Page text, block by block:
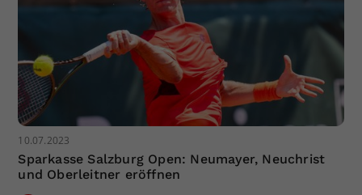
10.07.2023
Sparkasse Salzburg Open: Neumayer, Neuchrist
und Oberleitner eröffnen